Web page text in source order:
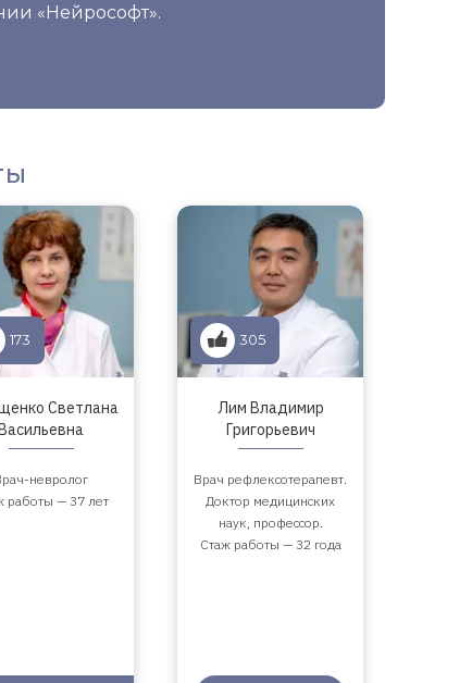
«Нейрософт».
173
Светлана
невролог
работы — 37 лет
305
Лим Владимир
Григорьевич
Врач рефлексотерапевт.
Доктор медицинских
наук, профессор.
Стаж работы — 32 года